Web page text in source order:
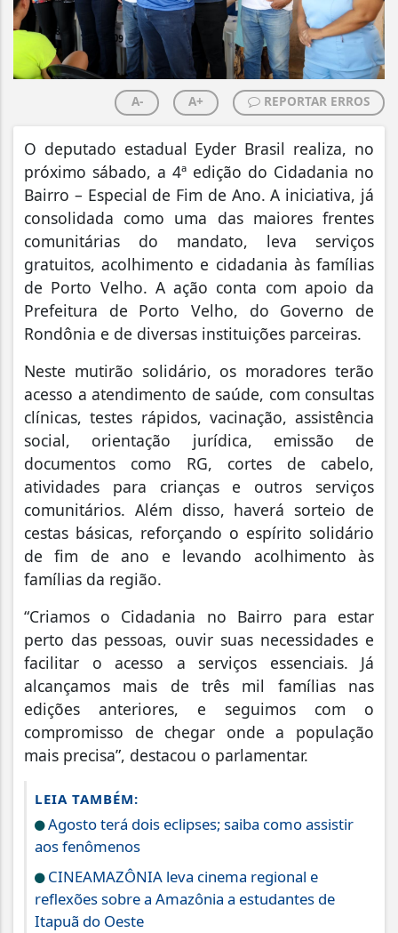
A- A+ REPORTAR ERROS
O deputado estadual Eyder Brasil realiza, no
próximo sábado, a 4ª edição do Cidadania no
Bairro – Especial de Fim de Ano. A iniciativa, já
consolidada como uma das maiores frentes
comunitárias do mandato, leva serviços
gratuitos, acolhimento e cidadania às famílias
de Porto Velho. A ação conta com apoio da
Prefeitura de Porto Velho, do Governo de
Rondônia e de diversas instituições parceiras.
Neste mutirão solidário, os moradores terão
acesso a atendimento de saúde, com consultas
clínicas, testes rápidos, vacinação, assistência
social, orientação jurídica, emissão de
documentos como RG, cortes de cabelo,
atividades para crianças e outros serviços
comunitários. Além disso, haverá sorteio de
cestas básicas, reforçando o espírito solidário
de fim de ano e levando acolhimento às
famílias da região.
“Criamos o Cidadania no Bairro para estar
perto das pessoas, ouvir suas necessidades e
facilitar o acesso a serviços essenciais. Já
alcançamos mais de três mil famílias nas
edições anteriores, e seguimos com o
compromisso de chegar onde a população
mais precisa”, destacou o parlamentar.
LEIA TAMBÉM:
Agosto terá dois eclipses; saiba como assistir
aos fenômenos
CINEAMAZÔNIA leva cinema regional e
reflexões sobre a Amazônia a estudantes de
Itapuã do Oeste